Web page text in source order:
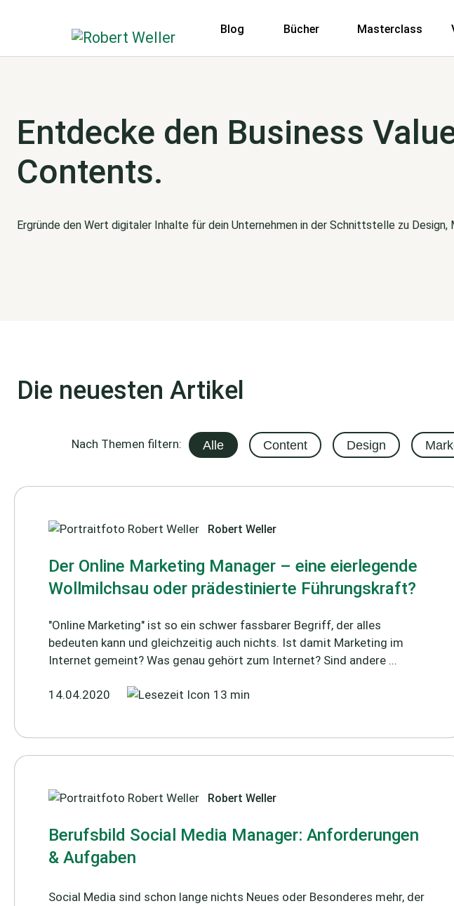
Blog Bücher Masterclass
Entdecke den Business
Contents.
Ergründe den Wert digitaler Inhalte für dein Unternehmen in der Schnittstelle zu
Die neuesten Artikel
Nach Themen filtern: Alle Content Design
Robert Weller
Der Online Marketing Manager – eine eierlegende
Wollmilchsau oder prädestinierte Führungskraft?
"Online Marketing" ist so ein schwer fassbarer Begriff, der alles
bedeuten kann und gleichzeitig auch nichts. Ist damit Marketing im
Internet gemeint? Was genau gehört zum Internet? Sind andere ...
14.04.2020 13 min
Robert Weller
Berufsbild Social Media Manager: Anforderungen
& Aufgaben
Social Media sind schon lange nichts Neues oder Besonderes mehr, der